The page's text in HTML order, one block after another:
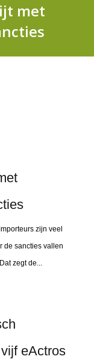
met
zijn veel
de sancties vallen
zegt de...
eActros